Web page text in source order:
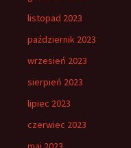
listopad 2023
październik 2023
wrzesień 2023
sierpień 2023
lipiec 2023
czerwiec 2023